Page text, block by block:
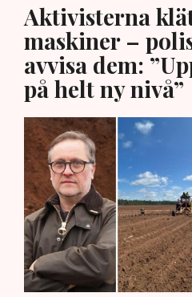
Aktivisterna
maskiner –
avvisa dem:
på helt ny nivå”